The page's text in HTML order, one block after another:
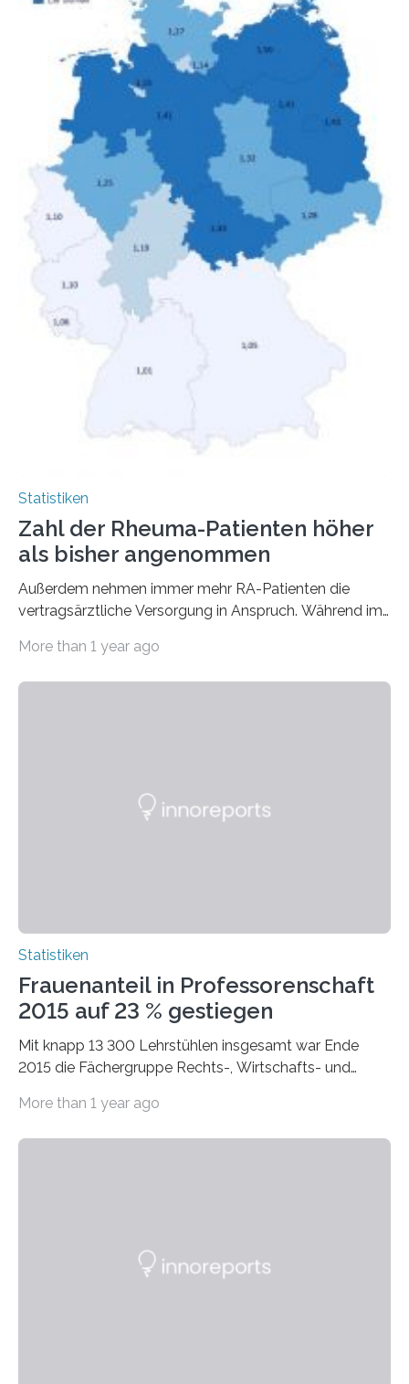
Deutschland geborene Menschen und Zugewanderte
verändert hat. Das Ergebnis: Während Personen mit
hohen Einkommen (oberstes Quintil der Verteilung der
Nettoäquivalenzeinkommen) nur einen moderaten
Anstieg des Mietanteils am Gesamteinkommen
hinnehmen mussten, nahm die Belastung bei
Menschen mit…
Statistiken
Zahl der Rheuma-Patienten höher
als bisher angenommen
Außerdem nehmen immer mehr RA-Patienten die
vertragsärztliche Versorgung in Anspruch. Während im
More than 1 year ago
Statistiken
Frauenanteil in Professorenschaft
2015 auf 23 % gestiegen
Mit knapp 13 300 Lehrstühlen insgesamt war Ende
2015 die Fächergruppe Rechts-, Wirtschafts- und
bei…
More than 1 year ago